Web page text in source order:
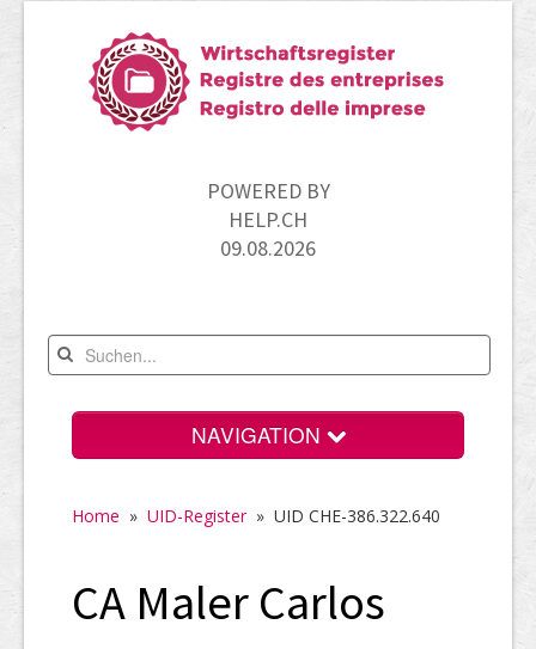
POWERED BY
HELP.CH
09.08.2026
NAVIGATION
Neugründungen
Home » UID-Register» UID CHE-386.322.640
CA Maler Carlos